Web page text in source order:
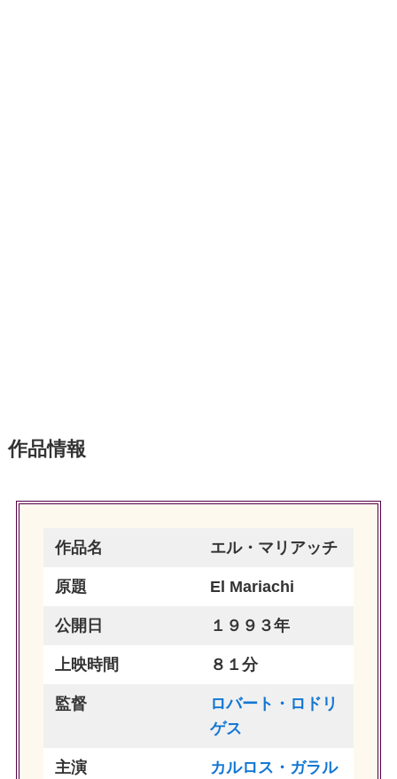
作品情報
作品名 エル・マリアッチ
原題 El Mariachi
公開日 １９９３年
上映時間 ８１分
監督
ロバート・ロドリ
ゲス
主演 カルロス・ガラル